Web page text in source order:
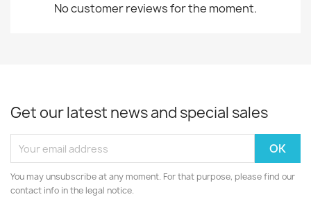
No customer reviews for the moment.
Get our latest news and special sales
You may unsubscribe at any moment. For that purpose, please find our
contact info in the legal notice.